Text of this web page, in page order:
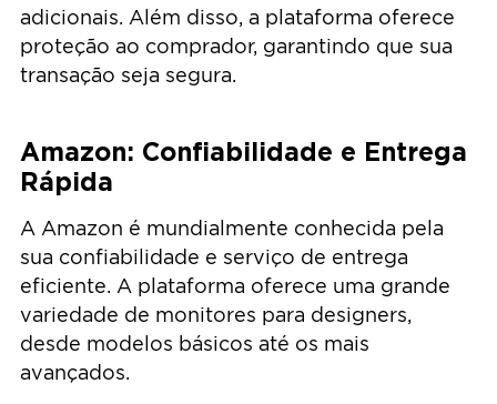
adicionais. Além disso, a plataforma oferece
proteção ao comprador, garantindo que sua
transação seja segura.
Amazon: Confiabilidade e Entrega
Rápida
A Amazon é mundialmente conhecida pela
sua confiabilidade e serviço de entrega
eficiente. A plataforma oferece uma grande
variedade de monitores para designers,
desde modelos básicos até os mais
avançados.